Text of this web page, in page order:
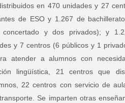
en 470 unidades y 27
de ESO y 1.267 de
y dos privados); y
y 7 centros (6 públicos y 1
atender a alumnos con
lingüística, 21 centros que
22 centros con servicio de
Se imparten otras